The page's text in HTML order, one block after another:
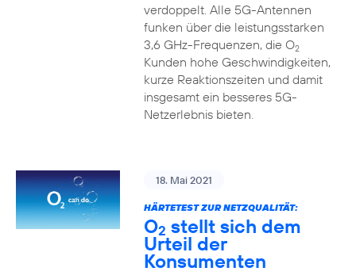
verdoppelt. Alle 5G-Antennen
funken über die leistungsstarken
3,6 GHz-Frequenzen, die O2
Kunden hohe Geschwindigkeiten,
kurze Reaktionszeiten und damit
insgesamt ein besseres 5G-
Netzerlebnis bieten.
18. Mai 2021
HÄRTETEST ZUR NETZQUALITÄT:
O2 stellt sich dem
Urteil der
Konsumenten